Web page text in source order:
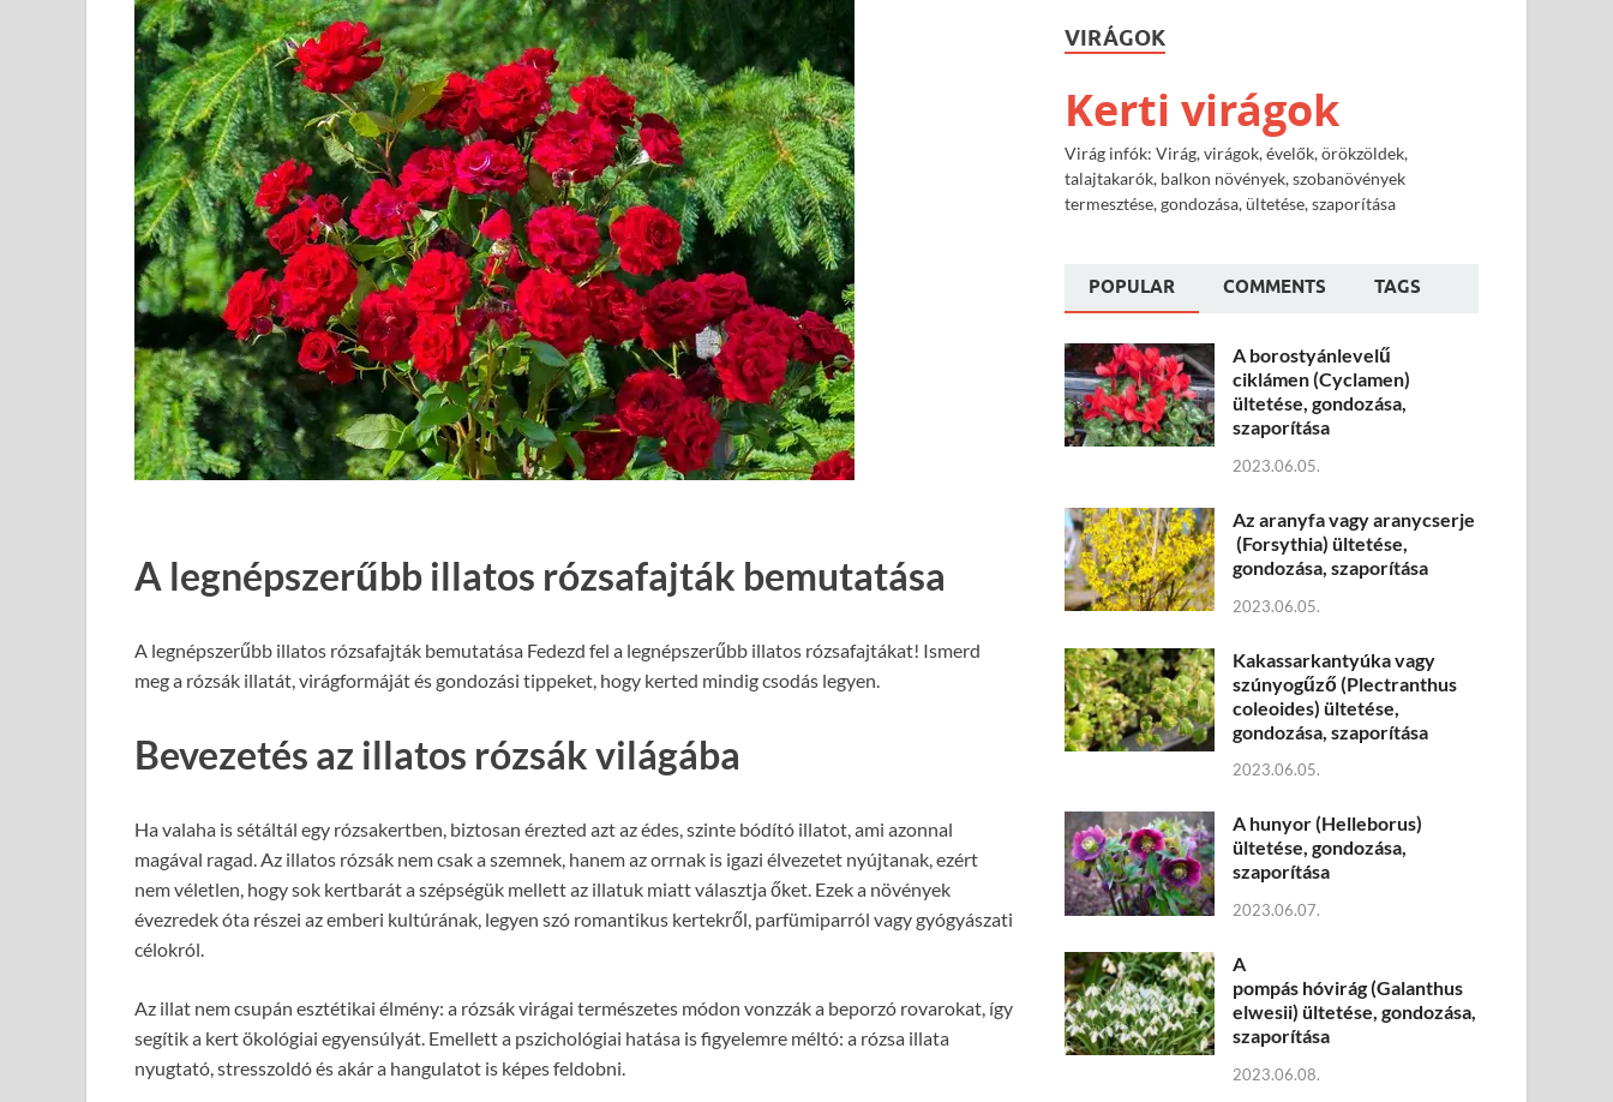
A legnépszerűbb illatos rózsafajták bemutatása
A legnépszerűbb illatos rózsafajták bemutatása Fedezd fel a legnépszerűbb illatos rózsafajtákat! Ismerd
meg a rózsák illatát, virágformáját és gondozási tippeket, hogy kerted mindig csodás legyen.
Bevezetés az illatos rózsák világába
Ha valaha is sétáltál egy rózsakertben, biztosan érezted azt az édes, szinte bódító illatot, ami azonnal
magával ragad. Az illatos rózsák nem csak a szemnek, hanem az orrnak is igazi élvezetet nyújtanak, ezért
nem véletlen, hogy sok kertbarát a szépségük mellett az illatuk miatt választja őket. Ezek a növények
évezredek óta részei az emberi kultúrának, legyen szó romantikus kertekről, parfümiparról vagy gyógyászati
célokról.
Az illat nem csupán esztétikai élmény: a rózsák virágai természetes módon vonzzák a beporzó rovarokat, így
segítik a kert ökológiai egyensúlyát. Emellett a pszichológiai hatása is figyelemre méltó: a rózsa illata
nyugtató, stresszoldó és akár a hangulatot is képes feldobni.
VIRÁGOK
Kerti virágok
Virág infók: Virág, virágok, évelők, örökzöldek,
talajtakarók, balkon növények, szobanövények
termesztése, gondozása, ültetése, szaporítása
POPULAR COMMENTS TAGS
A borostyánlevelű
ciklámen (Cyclamen)
ültetése, gondozása,
szaporítása
2023.06.05.
Az aranyfa vagy aranycserje
(Forsythia) ültetése,
gondozása, szaporítása
2023.06.05.
Kakassarkantyúka vagy
szúnyogűző (Plectranthus
coleoides) ültetése,
gondozása, szaporítása
2023.06.05.
A hunyor (Helleborus)
ültetése, gondozása,
szaporítása
2023.06.07.
A
pompás hóvirág (Galanthus
elwesii) ültetése, gondozása,
szaporítása
2023.06.08.